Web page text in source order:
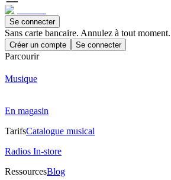
Se connecter
Sans carte bancaire. Annulez à tout moment.
Créer un compte Se connecter
Parcourir
Musique
En magasin
TarifsCatalogue musical
Radios In-store
RessourcesBlog